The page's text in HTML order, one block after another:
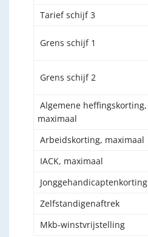
Tarief schijf 3
Grens schijf 1
Grens schijf 2
Algemene heffingskorting,
maximaal
Arbeidskorting, maximaal
IACK, maximaal
Jonggehandicaptenkorting
Zelfstandigenaftrek
Mkb-winstvrijstelling